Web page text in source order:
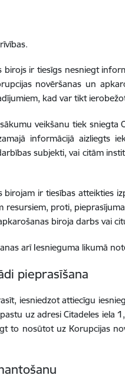
ir tiesīgs nesniegt
novēršanas un
kad var tikt
veikšanu tiek sniegta
informācijā aizliegts
subjekti, vai citām
birojam ir tiesības atteikties
resursiem, proti,
biroja darbs vai
arī Iesnieguma likumā
pieprasīšana
iesniedzot attiecīgu
uz adresi Citadeles iela
to nosūtot uz Korupcijas